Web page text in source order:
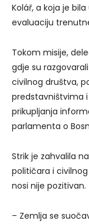
Kolář, a koja je
evaluaciju
Tokom misije,
gdje su
civilnog društva,
predstavništvima
prikupljanja
parlamenta o
Strik je zahvalila
političara i
nosi nije pozitivan.
– Zemlja se